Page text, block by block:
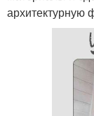
архитектурную